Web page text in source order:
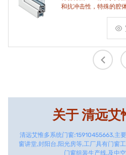
和抗冲击性，特殊的腔
关于清远艾
清远艾惟多系统门窗:15910455663,主
窗讲堂,封阳台,阳光房等,工厂具有门窗
门窗组装生产线,及中空